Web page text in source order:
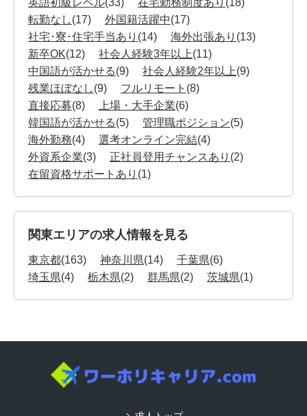
英語初級レベル(33) 在宅勤務制度あり (18)
転勤なし(17) 外国籍活躍中(17)
社宅･寮･住宅手当あり (14) 海外出張あり (13)
新卒OK(12) 社会人経験3年以上(11)
中国語が活かせる(9) 社会人経験2年以上(9)
残業ほぼなし(9) フルリモート (8)
直接応募(8) 上場・大手企業(6)
韓国語が活かせる(5) 管理職ポジション(5)
海外勤務(4) 選考オンライン完結(4)
外資系企業(3) 正社員登用チャンスあり (2)
在留資格サポートあり (1)
関東エリアの求人情報を見る
東京都(163) 神奈川県(14) 千葉県(6)
埼玉県(4) 栃木県(2) 群馬県(2) 茨城県(1)